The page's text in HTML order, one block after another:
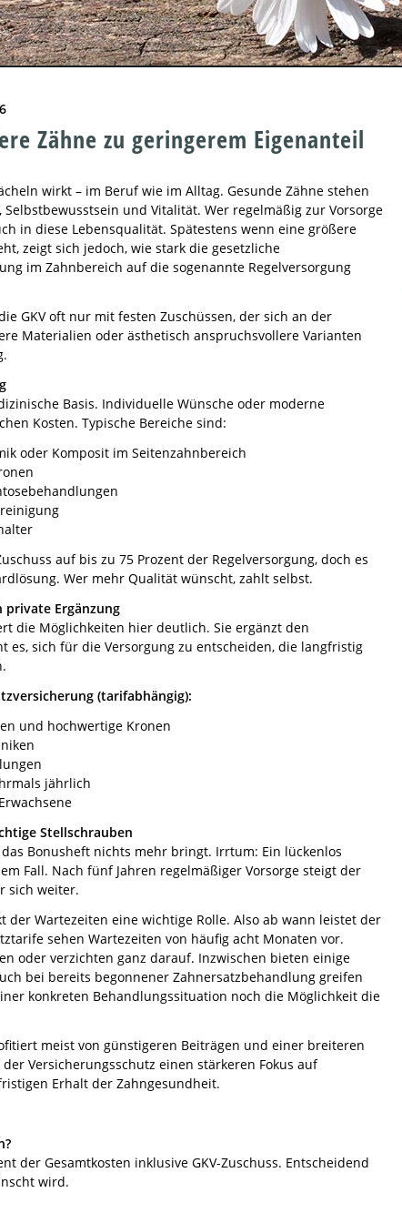
Zähne zu geringerem Eigenanteil
wirkt – im Beruf wie im Alltag. Gesunde Zähne stehen
und Vitalität. Wer regelmäßig zur Vorsorge
in diese Lebensqualität. Spätestens wenn eine größere
zeigt sich jedoch, wie stark die gesetzliche
im Zahnbereich auf die sogenannte Regelversorgung
GKV oft nur mit festen Zuschüssen, der sich an der
Materialien oder ästhetisch anspruchsvollere Varianten
Basis. Individuelle Wünsche oder moderne
Kosten. Typische Bereiche sind:
oder Komposit im Seitenzahnbereich
auf bis zu 75 Prozent der Regelversorgung, doch es
Wer mehr Qualität wünscht, zahlt selbst.
private Ergänzung
die Möglichkeiten hier deutlich. Sie ergänzt den
es, sich für die Versorgung zu entscheiden, die langfristig
(tarifabhängig):
und hochwertige Kronen
jährlich
Stellschrauben
Bonusheft nichts mehr bringt. Irrtum: Ein lückenlos
Fall. Nach fünf Jahren regelmäßiger Vorsorge steigt der
sich weiter.
der Wartezeiten eine wichtige Rolle. Also ab wann leistet der
sehen Wartezeiten von häufig acht Monaten vor.
oder verzichten ganz darauf. Inzwischen bieten einige
bei bereits begonnener Zahnersatzbehandlung greifen
konkreten Behandlungssituation noch die Möglichkeit die
meist von günstigeren Beiträgen und einer breiteren
Versicherungsschutz einen stärkeren Fokus auf
Erhalt der Zahngesundheit.
der Gesamtkosten inklusive GKV-Zuschuss. Entscheidend
wird.